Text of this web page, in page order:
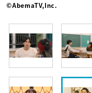
©AbemaTV,Inc.